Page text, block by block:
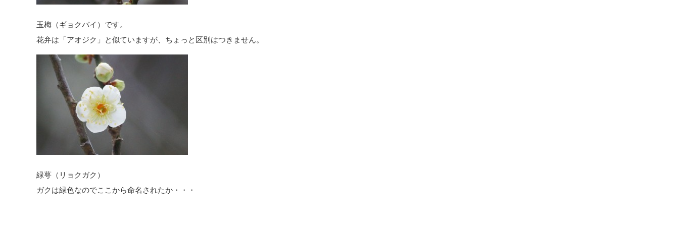
玉梅（ギョクバイ）です。
花弁は「アオジク」と似ていますが、ちょっと区別はつきません。
緑萼（リョクガク）
ガクは緑色なのでここから命名されたか・・・